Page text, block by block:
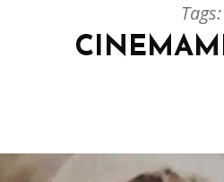
Tags: